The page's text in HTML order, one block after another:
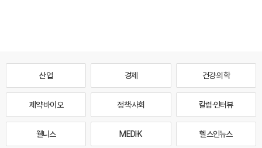
산업 경제 건강·의학
제약·바이오 정책·사회 칼럼·인터뷰
웰니스 MEDI·K 헬스인뉴스